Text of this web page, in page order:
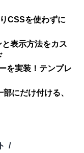
CSSを使わずに
表示方法をカス
を実装！テンプレ
にだけ付ける、
/